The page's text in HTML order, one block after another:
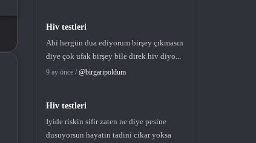
Hiv testleri
Abi hergün dua ediyorum birşey çıkmasın
diye çok ufak birşey bile direk hiv diyo...
9 ay önce / @birgaripoldum
Hiv testleri
Iyide riskin sifir zaten ne diye pesine
dusuyorsun hayatin tadini cikar yoksa